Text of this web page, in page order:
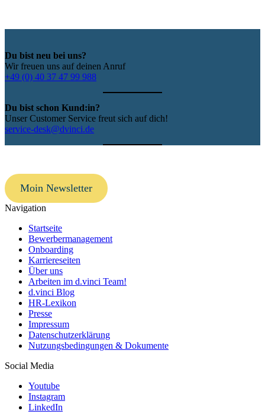
Du bist neu bei uns?
Wir freuen uns auf deinen Anruf
+49 (0) 40 37 47 99 988
Du bist schon Kund:in?
Unser Customer Service freut sich auf dich!
service-desk@dvinci.de
Moin Newsletter
Navigation
Startseite
Bewerbermanagement
Onboarding
Karriereseiten
Über uns
Arbeiten im d.vinci Team!
d.vinci Blog
HR-Lexikon
Presse
Impressum
Datenschutzerklärung
Nutzungsbedingungen & Dokumente
Social Media
Youtube
Instagram
LinkedIn